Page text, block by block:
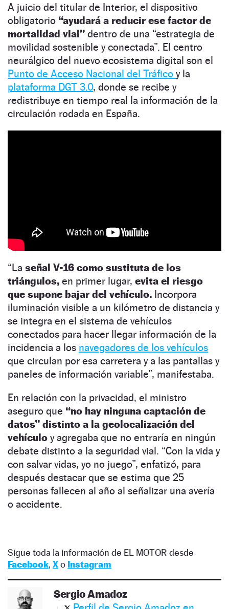
A juicio del titular de Interior, el dispositivo
obligatorio “ayudará a reducir ese factor de
mortalidad vial” dentro de una “estrategia de
movilidad sostenible y conectada”. El centro
neurálgico del nuevo ecosistema digital son el
Punto de Acceso Nacional del Tráfico y la
plataforma DGT 3.0, donde se recibe y
redistribuye en tiempo real la información de la
circulación rodada en España.
“La señal V-16 como sustituta de los
triángulos, en primer lugar, evita el riesgo
que supone bajar del vehículo. Incorpora
iluminación visible a un kilómetro de distancia y
se integra en el sistema de vehículos
conectados para hacer llegar información de la
incidencia a los navegadores de los vehículos
que circulan por esa carretera y a las pantallas y
paneles de información variable”, manifestaba.
En relación con la privacidad, el ministro
aseguro que “no hay ninguna captación de
datos” distinto a la geolocalización del
vehículo y agregaba que no entraría en ningún
debate distinto a la seguridad vial. “Con la vida y
con salvar vidas, yo no juego”, enfatizó, para
después destacar que se estima que 25
personas fallecen al año al señalizar una avería
o accidente.
Sigue toda la información de EL MOTOR desde
Facebook, Xo Instagram
Sergio Amadoz